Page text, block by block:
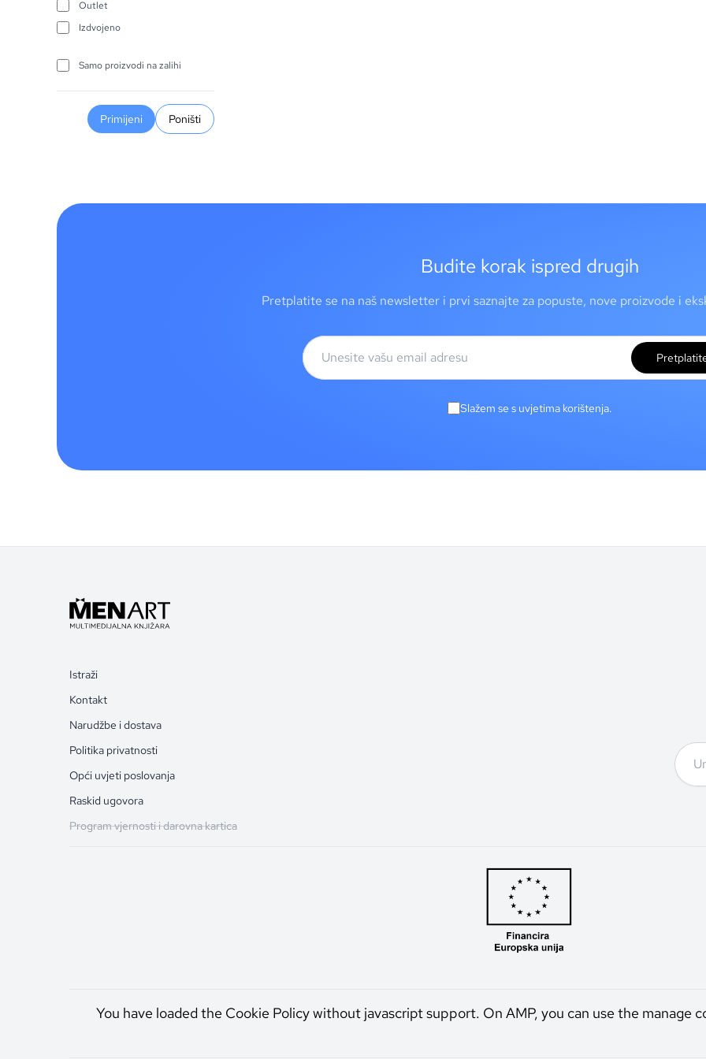
Outlet
Izdvojeno
Samo proizvodi na zalihi
Primijeni Poništi
Budite korak ispred drugih
Pretplatite se na naš newsletter i prvi saznajte za popuste, nove proizvode i
Slažem se s uvjetima korištenja.
Istraži
Kontakt
Narudžbe i dostava
Politika privatnosti
Opći uvjeti poslovanja
Raskid ugovora
Program vjernosti i darovna kartica
You have loaded the Cookie Policy without javascript support. On AMP, you can use the